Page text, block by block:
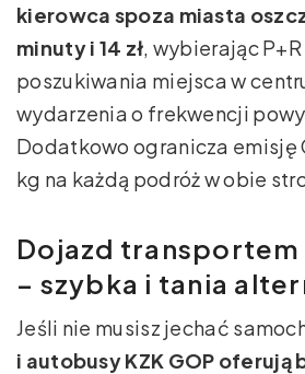
kierowca spoza miasta
minuty i 14 zł, wybierając
poszukiwania miejsca w
wydarzenia o frekwencji
Dodatkowo ogranicza emisję
kg na każdą podróż w obie
Dojazd
– szybka i tania
Jeśli nie musisz jechać
i autobusy KZK GOP oferują